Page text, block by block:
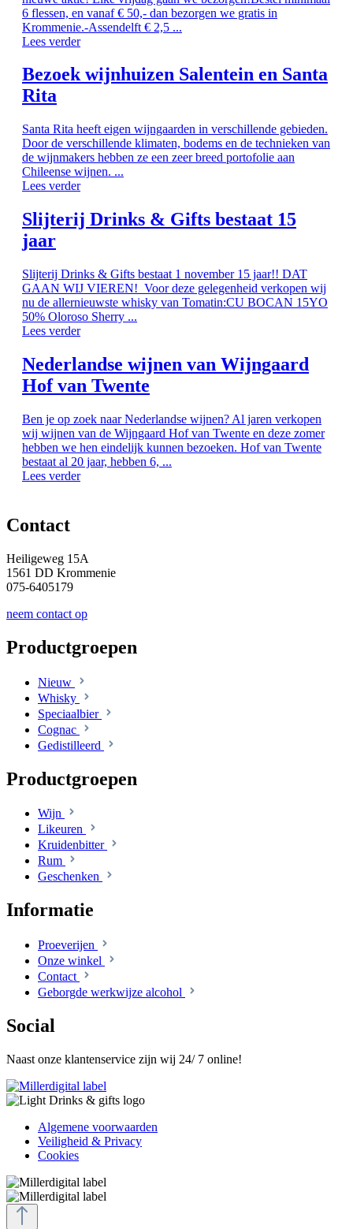
6 flessen, en vanaf € 50,- dan bezorgen we gratis in
Krommenie.-Assendelft € 2,5 ...
Lees verder
Bezoek wijnhuizen Salentein en Santa
Rita
Santa Rita heeft eigen wijngaarden in verschillende gebieden.
Door de verschillende klimaten, bodems en de technieken van
de wijnmakers hebben ze een zeer breed portofolie aan
Chileense wijnen. ...
Lees verder
Slijterij Drinks & Gifts bestaat 15
jaar
Slijterij Drinks & Gifts bestaat 1 november 15 jaar!! DAT
GAAN WIJ VIEREN! Voor deze gelegenheid verkopen wij
nu de allernieuwste whisky van Tomatin:CU BOCAN 15YO
50% Oloroso Sherry ...
Lees verder
Nederlandse wijnen van Wijngaard
Hof van Twente
Ben je op zoek naar Nederlandse wijnen? Al jaren verkopen
wij wijnen van de Wijngaard Hof van Twente en deze zomer
hebben we hen eindelijk kunnen bezoeken. Hof van Twente
bestaat al 20 jaar, hebben 6, ...
Lees verder
Contact
Heiligeweg 15A
1561 DD Krommenie
075-6405179
neem contact op
Productgroepen
Nieuw
Whisky
Speciaalbier
Cognac
Gedistilleerd
Productgroepen
Wijn
Likeuren
Kruidenbitter
Rum
Geschenken
Informatie
Proeverijen
Onze winkel
Contact
Geborgde werkwijze alcohol
Social
Naast onze klantenservice zijn wij 24/ 7 online!
Algemene voorwaarden
Veiligheid & Privacy
Cookies